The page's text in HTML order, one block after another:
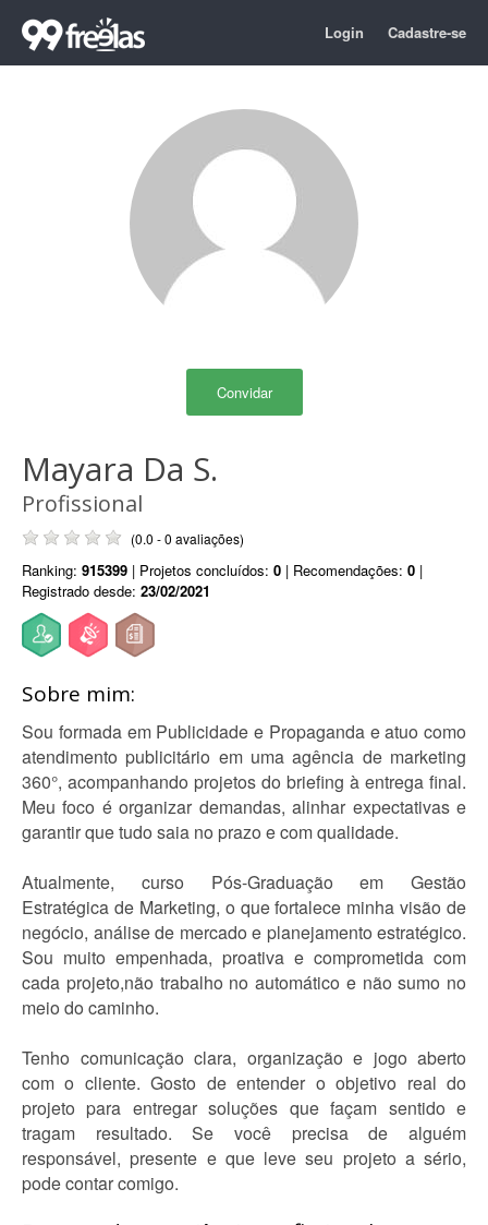
Login Cadastre-se
Convidar
Mayara Da S.
Profissional
(0.0 - 0 avaliações)
Ranking: 915399 | Projetos concluídos: 0 | Recomendações: 0 |
Registrado desde: 23/02/2021
Sobre mim:
Sou formada em Publicidade e Propaganda e atuo como
atendimento publicitário em uma agência de marketing
360°, acompanhando projetos do briefing à entrega final.
Meu foco é organizar demandas, alinhar expectativas e
garantir que tudo saia no prazo e com qualidade.
Atualmente, curso Pós-Graduação em Gestão
Estratégica de Marketing, o que fortalece minha visão de
negócio, análise de mercado e planejamento estratégico.
Sou muito empenhada, proativa e comprometida com
cada projeto,não trabalho no automático e não sumo no
meio do caminho.
Tenho comunicação clara, organização e jogo aberto
com o cliente. Gosto de entender o objetivo real do
projeto para entregar soluções que façam sentido e
tragam resultado. Se você precisa de alguém
responsável, presente e que leve seu projeto a sério,
pode contar comigo.